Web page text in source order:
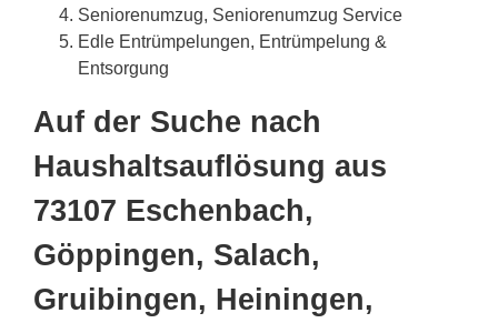
Seniorenumzug, Seniorenumzug Service
Edle Entrümpelungen, Entrümpelung &
Entsorgung
Auf der Suche nach
Haushaltsauflösung aus
73107 Eschenbach,
Göppingen, Salach,
Gruibingen, Heiningen,